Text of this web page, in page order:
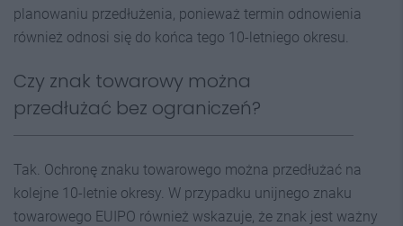
planowaniu przedłużenia, ponieważ termin odnowienia
również odnosi się do końca tego 10-letniego okresu.
Czy znak towarowy można
przedłużać bez ograniczeń?
Tak. Ochronę znaku towarowego można przedłużać na
kolejne 10-letnie okresy. W przypadku unijnego znaku
towarowego EUIPO również wskazuje, że znak jest ważny